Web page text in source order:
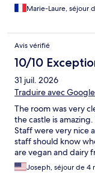
Marie-Laure, séjour
Avis vérifié
10/10
31 juil. 2026
Traduire avec Google
The room was very
the castle is
Staff were very nice
staff should know
are vegan and dairy
Joseph, séjour de 4